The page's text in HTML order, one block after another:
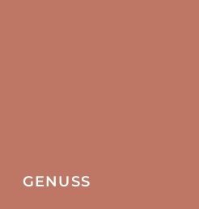
GENUSS